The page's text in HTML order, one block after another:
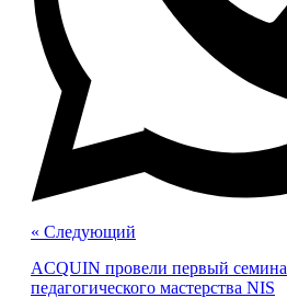
« Cледующий
ACQUIN провели первый
педагогического мастерства NIS